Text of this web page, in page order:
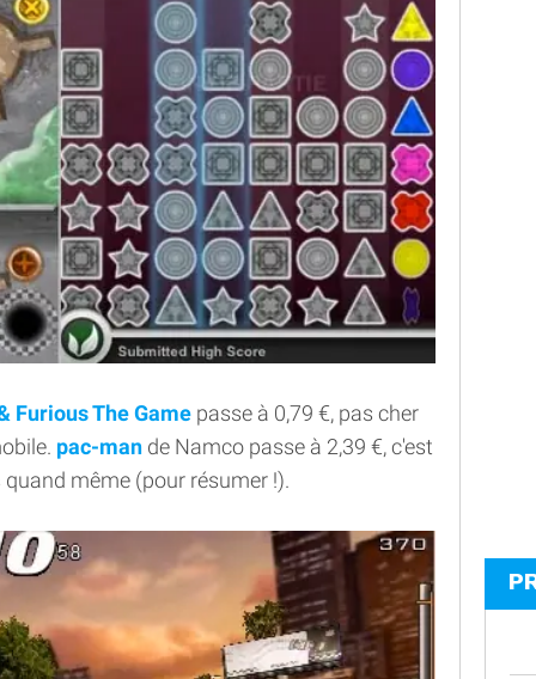
Furious The Game passe à 0,79 €, pas cher
pac-man de Namco passe à 2,39 €, c'est
même (pour résumer !).